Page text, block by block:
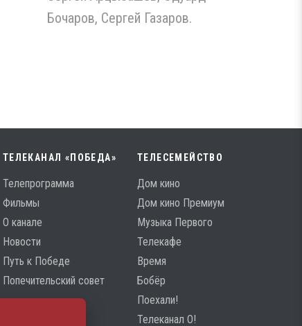
Бочаров, Сергей Газаров.
ТЕЛЕКАНАЛ «ПОБЕДА»
Телепрограмма
Фильмы
О канале
Новости
Путь к Победе
Попечительский совет
ТЕЛЕСЕМЕЙСТВО
Дом кино
Дом кино Премиум
Музыка Первого
Телекафе
Время
Бобёр
Поехали!
Телеканал О!